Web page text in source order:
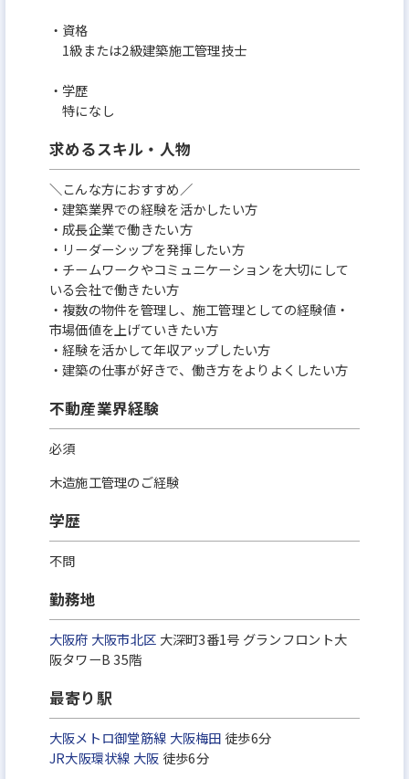
・資格
1級または2級建築施工管理技士
・学歴
特になし
求めるスキル・人物
＼こんな方におすすめ／
・建築業界での経験を活かしたい方
・成長企業で働きたい方
・リーダーシップを発揮したい方
・チームワークやコミュニケーションを大切にして
いる会社で働きたい方
・複数の物件を管理し、施工管理としての経験値・
市場価値を上げていきたい方
・経験を活かして年収アップしたい方
・建築の仕事が好きで、働き方をよりよくしたい方
不動産業界経験
必須
木造施工管理のご経験
学歴
不問
勤務地
大阪府 大阪市北区 大深町3番1号 グランフロント大
阪タワーB 35階
最寄り駅
大阪メトロ御堂筋線 大阪梅田 徒歩6分
JR大阪環状線 大阪 徒歩6分